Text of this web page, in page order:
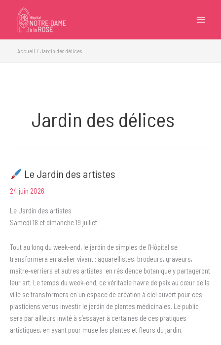
contenu
Accueil Jardin des délices
Jardin des délices
Le Jardin des artistes
24 juin 2026
Le Jardin des artistes
Samedi 18 et dimanche 19 juillet
Tout au long du week-end, le jardin de simples de l’Hôpital se
transformera en atelier vivant : aquarellistes, brodeurs, graveurs,
maître-verriers et autres artistes en résidence botanique y partageront
leur art. Le temps du week-end, ce véritable havre de paix au cœur de la
ville se transformera en un espace de création à ciel ouvert pour ces
plasticiens venus investir le jardin de plantes médicinales. Le public
sera par ailleurs invité à s’essayer à certaines de ces pratiques
artistiques, en ayant pour muse les plantes et fleurs du jardin.